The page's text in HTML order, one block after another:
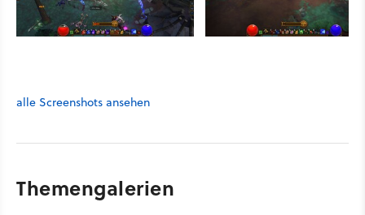
alle Screenshots ansehen
Themengalerien